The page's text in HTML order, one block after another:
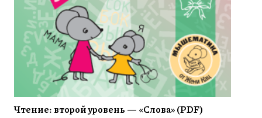
Чтение: второй уровень — «Слова» (PDF)